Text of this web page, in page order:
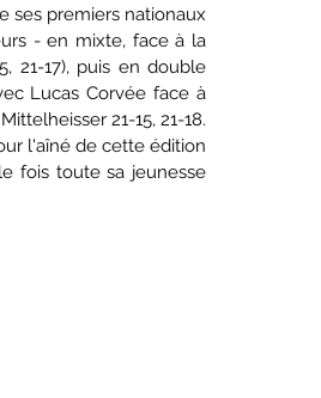
ses premiers nationaux
- en mixte, face à la
21-17), puis en double
Lucas Corvée face à
21-15, 21-18.
l'aîné de cette édition
fois toute sa jeunesse